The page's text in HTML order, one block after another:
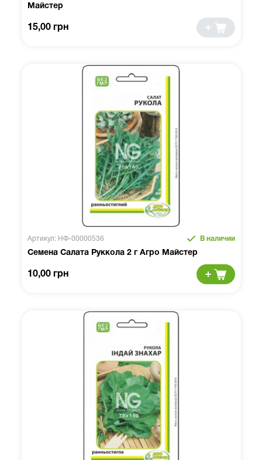
Майстер
15,00 грн
Артикул: НФ-00000536 В наличии
Семена Салата Руккола 2 г Агро Майстер
10,00 грн